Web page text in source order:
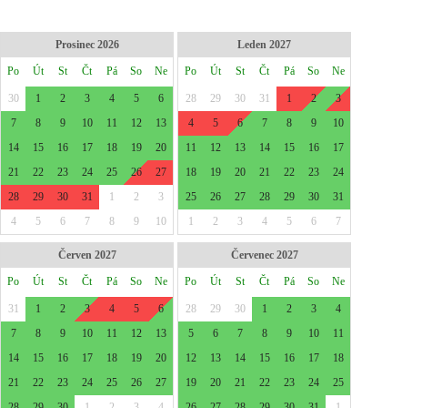
Prosinec 2026
Po Út St Čt Pá So Ne
30 1 2 3 4 5
6
7
8 9 10 11 12
13
14
15 16 17 18 19
20
21
22 23 24 25 26
27
28
29 30 31 1 2
3
4
5 6 7 8 9 10
Leden 2027
Po Út St Čt Pá So Ne
28 29 30 31 1 2
3
4
5 6 7 8 9
10
11
12 13 14 15 16
17
18
19 20 21 22 23
24
25
26 27 28 29 30
31
1
2 3 4 5 6 7
Červen 2027
Po Út St Čt Pá So Ne
31 1 2 3 4 5
6
7
8 9 10 11 12
13
14
15 16 17 18 19
20
21
22 23 24 25 26
27
Červenec 2027
Po Út St Čt Pá So Ne
28 29 30 1 2 3
4
5
6 7 8 9 10
11
12
13 14 15 16 17
18
19
20 21 22 23 24
25